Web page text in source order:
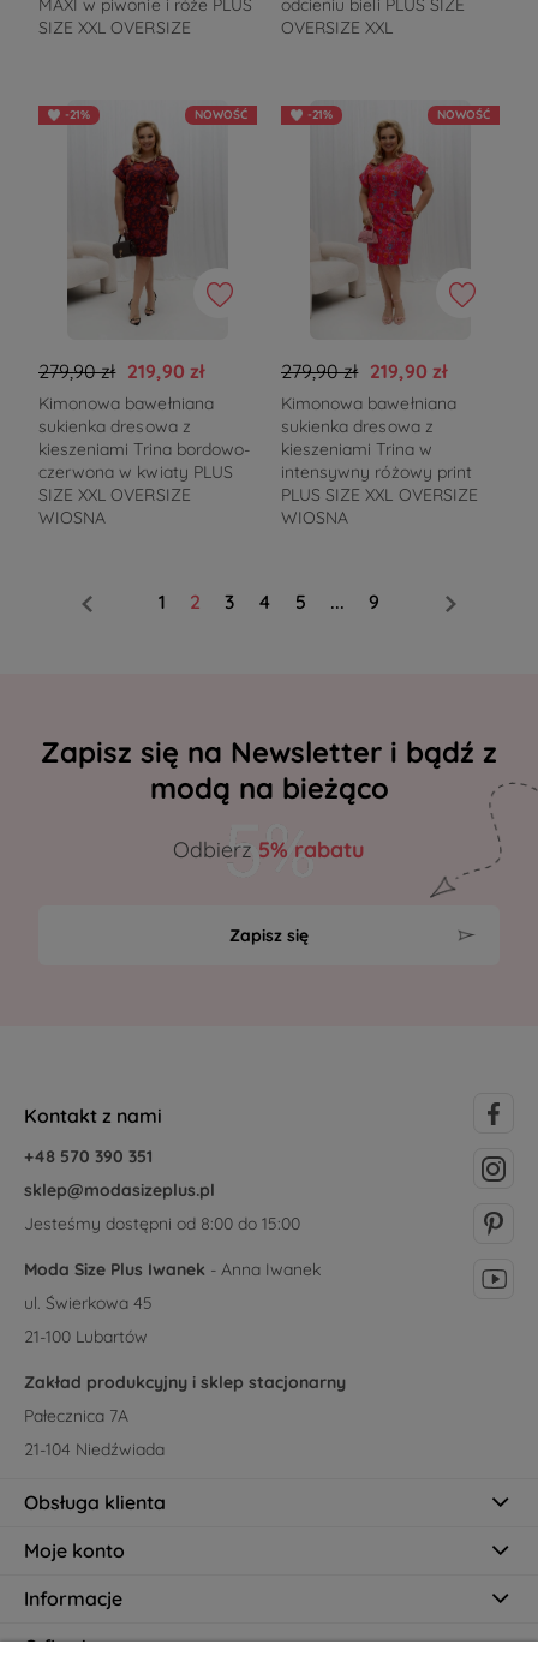
MAXI w piwonie i róże PLUS
SIZE XXL OVERSIZE
odcieniu bieli PLUS SIZE
OVERSIZE XXL
-21% NOWOŚĆ
279,90 zł 219,90 zł
Kimonowa bawełniana
sukienka dresowa z
kieszeniami Trina bordowo-
czerwona w kwiaty PLUS
SIZE XXL OVERSIZE
WIOSNA
-21% NOWOŚĆ
279,90 zł 219,90 zł
Kimonowa bawełniana
sukienka dresowa z
kieszeniami Trina w
intensywny różowy print
PLUS SIZE XXL OVERSIZE
WIOSNA
1 2 3 4 5 ... 9
Zapisz się na Newsletter i bądź z
modą na bieżąco
Odbierz 5% rabatu
Zapisz się
Kontakt z nami
+48 570 390 351
sklep@modasizeplus.pl
Jesteśmy dostępni od 8:00 do 15:00
Moda Size Plus Iwanek - Anna Iwanek
ul. Świerkowa 45
21-100 Lubartów
Zakład produkcyjny i sklep stacjonarny
Pałecznica 7A
21-104 Niedźwiada
Obsługa klienta
Moje konto
Informacje
O firmie